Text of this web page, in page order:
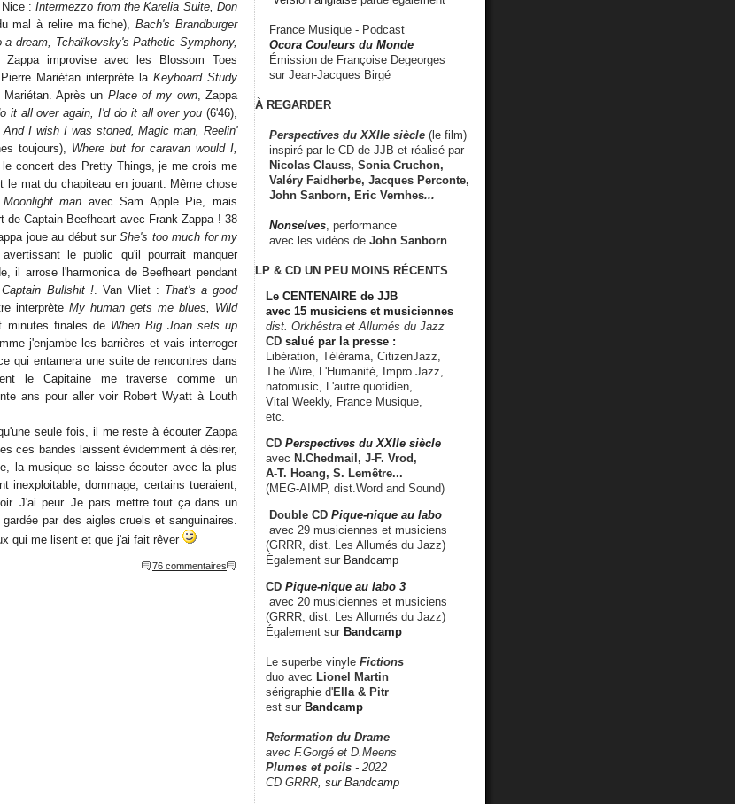
Nice :Intermezzo from the Karelia Suite, Don
mal à relire ma fiche),Bach's Brandburger
dream, Tchaïkovsky's Pathetic Symphony,
Zappa improvise avec les Blossom Toes
Mariétan interprète la Keyboard Study
Après un Place of my own, Zappa
it all over again, I'd do it all over you (6'46),
I wish I was stoned, Magic man, Reelin'
toujours), Where but for caravan would I,
concert des Pretty Things, je me crois me
le mat du chapiteau en jouant. Même chose
Moonlight man avec Sam Apple Pie, mais
de Captain Beefheart avec Frank Zappa ! 38
joue au début surShe's too much for my
le public qu'il pourrait manquer
il arrose l'harmonica de Beefheart pendant
Captain Bullshit !. Van Vliet : That's a good
interprète My human gets me blues, Wild
minutes finales de When Big Joan sets up
j'enjambe les barrières et vais interroger
qui entamera une suite de rencontres dans
le Capitaine me traverse comme un
ans pour aller voir Robert Wyatt à Louth
seule fois, il me reste à écouter Zappa
ces bandes laissent évidemment à désirer,
la musique se laisse écouter avec la plus
inexploitable, dommage, certains tueraient,
J'ai peur. Je pars mettre tout ça dans un
par des aigles cruels et sanguinaires.
qui me lisent et que j'ai fait rêver
76 commentaires
France Musique - Podcast
Ocora Couleurs du Monde
Émission de Françoise Degeorges
sur Jean-Jacques Birgé
À REGARDER
Perspectives du XXIIe siècle (le film)
inspiré par le CD de JJB et réalisé par
Nicolas Clauss, Sonia Cruchon,
Valéry Faidherbe, Jacques Perconte,
John Sanborn, Eric Vernhes...
Nonselves , performance
avec les vidéos de John Sanborn
LP & CD UN PEU MOINS RÉCENTS
Le CENTENAIRE de JJB
avec 15 musiciens et musiciennes
dist. Orkhêstra et Allumés du Jazz
CD salué par la presse :
Libération, Télérama, CitizenJazz,
The Wire, L'Humanité, Impro Jazz,
natomusic, L'autre quotidien,
Vital Weekly, France Musique,
etc.
CD Perspectives du XXIIe siècle
avec N.Chedmail, J-F. Vrod,
A-T. Hoang, S. Lemêtre...
(MEG-AIMP, dist.Word and Sound)
Double CD Pique-nique au labo
avec 29 musiciennes et musiciens
(GRRR, dist. Les Allumés du Jazz)
Également sur Bandcamp
CD Pique-nique au labo 3
avec 20 musiciennes et musiciens
(GRRR, dist. Les Allumés du Jazz)
Également sur Bandcamp
Le superbe vinyle Fictions
duo avec Lionel Martin
sérigraphie d'Ella & Pitr
est sur Bandcamp
Reformation du Drame
avec F.Gorgé et D.Meens
Plumes et poils - 2022
CD GRRR, sur Bandcamp